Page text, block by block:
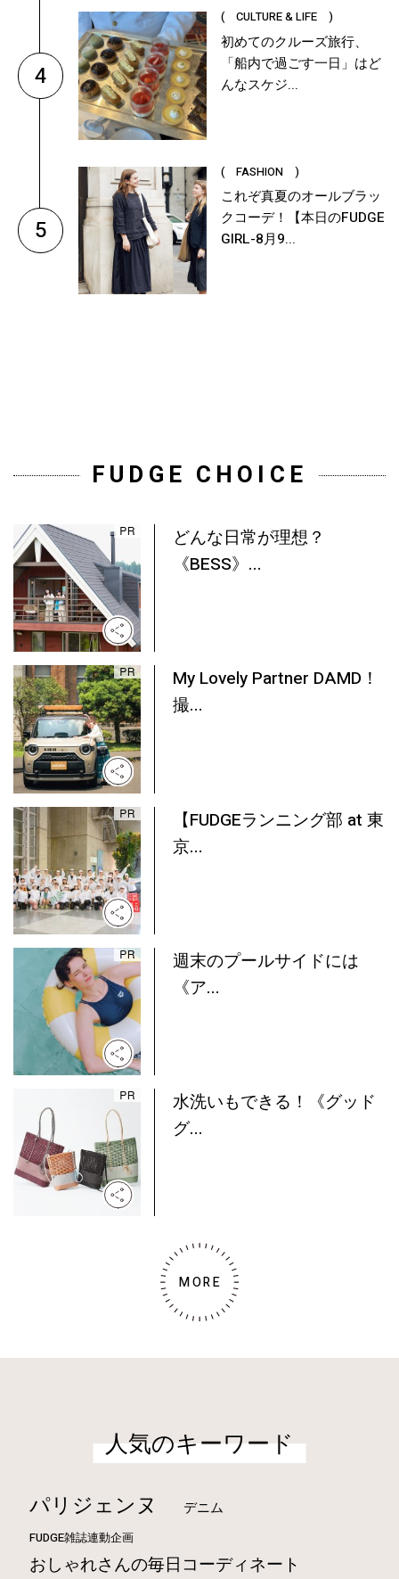
4
( CULTURE & LIFE )
初めてのクルーズ旅行、
「船内で過ごす一日」はど
んなスケジ...
5
( FASHION )
これぞ真夏のオールブラッ
クコーデ！【本日のFUDGE
GIRL-8月9...
FUDGE CHOICE
どんな日常が理想？
《BESS》...
My Lovely Partner DAMD！
撮...
【FUDGEランニング部 at 東
京...
週末のプールサイドには
《ア...
水洗いもできる！《グッド
グ...
MORE
人気のキーワード
パリジェンヌ デニム
FUDGE雑誌連動企画
おしゃれさんの毎日コーディネート